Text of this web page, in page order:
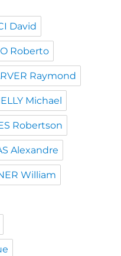
David
Roberto
Raymond
Michael
Robertson
Alexandre
William